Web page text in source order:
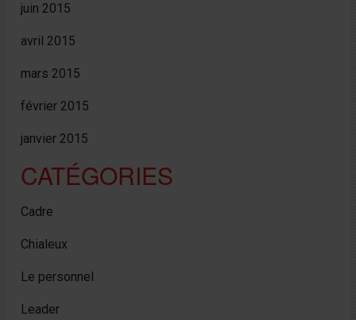
juin 2015
avril 2015
mars 2015
février 2015
janvier 2015
CATÉGORIES
Cadre
Chialeux
Le personnel
Leader